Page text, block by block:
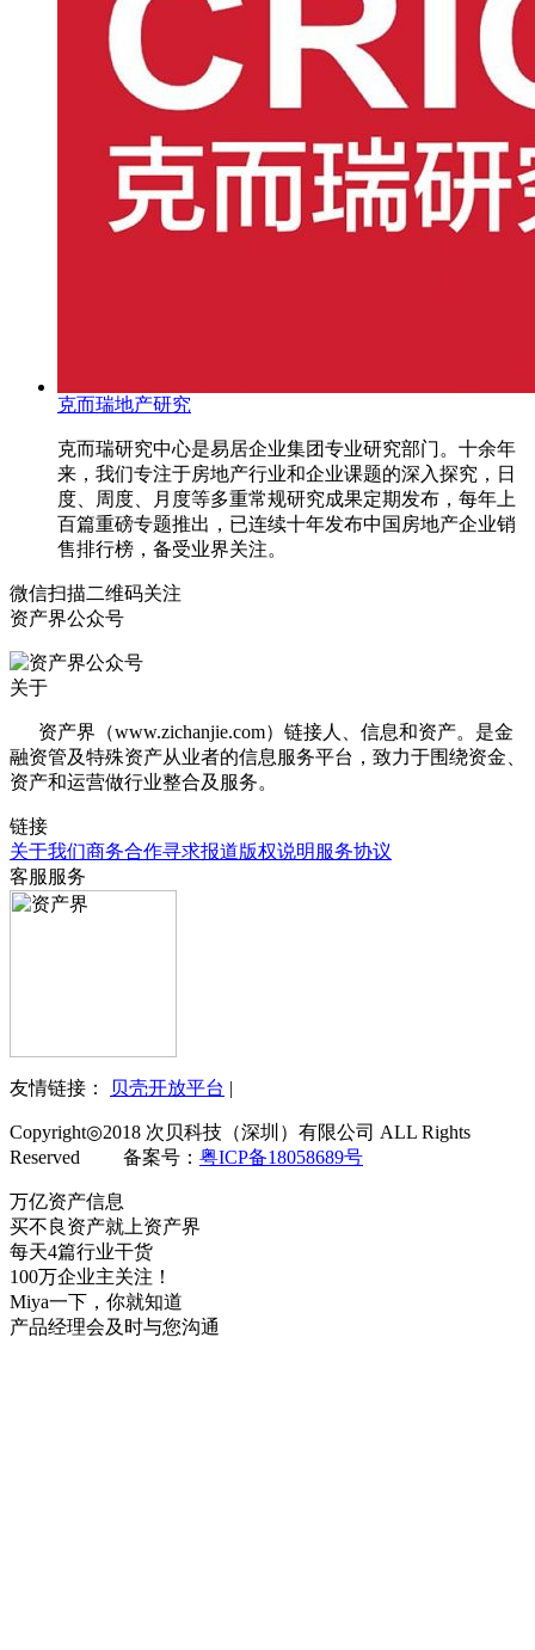
克而瑞地产研究
克而瑞研究中心是易居企业集团专业研究部门。十余年
来，我们专注于房地产行业和企业课题的深入探究，日
度、周度、月度等多重常规研究成果定期发布，每年上
百篇重磅专题推出，已连续十年发布中国房地产企业销
售排行榜，备受业界关注。
微信扫描二维码关注
资产界公众号
关于
资产界（www.zichanjie.com）链接人、信息和资产。是金
融资管及特殊资产从业者的信息服务平台，致力于围绕资金、
资产和运营做行业整合及服务。
链接
关于我们商务合作寻求报道版权说明服务协议
客服服务
友情链接： 贝壳开放平台
Copyright◎2018 次贝科技（深圳）有限公司 ALL Rights
Reserved 备案号： 粤ICP备18058689号
万亿资产信息
买不良资产就上资产界
每天4篇行业干货
100万企业主关注！
Miya一下，你就知道
产品经理会及时与您沟通